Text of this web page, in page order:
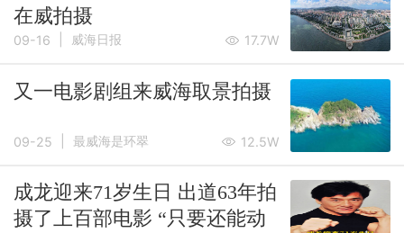
在威拍摄
09-16 威海日报 17.7W
又一电影剧组来威海取景拍摄
09-25 最威海是环翠 12.5W
成龙迎来71岁生日 出道63年拍
摄了上百部电影 “只要还能动